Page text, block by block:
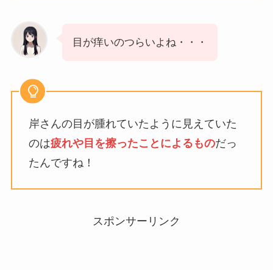
目が痒いのつらいよね・・・
岸さんの目が腫れていたように見えていた
のは疲れや目を擦ったことによるものだっ
たんですね！
スポンサーリンク